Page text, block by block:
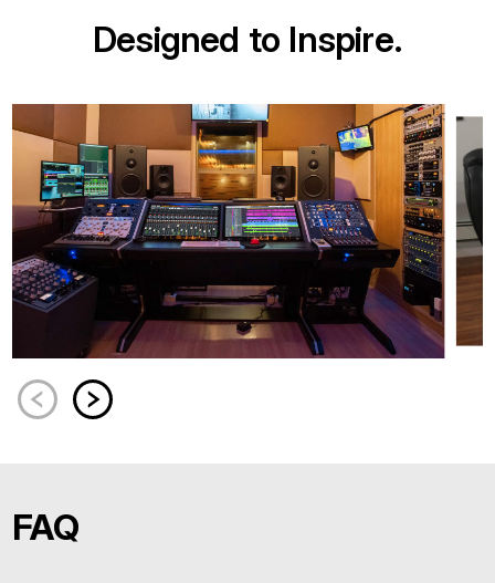
Designed to Inspire.
FAQ